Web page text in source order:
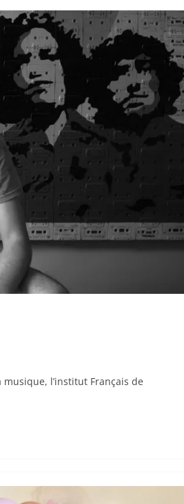
l’institut Français de